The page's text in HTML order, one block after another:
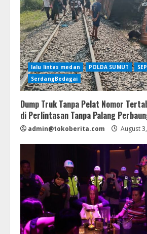
lalu lintas medan POLDA SUMUT
SerdangBedagai
Dump Truk Tanpa Pelat Nomor
di Perlintasan Tanpa Palang
admin@tokoberita.com August